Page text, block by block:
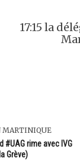
17:15 la
MARTINIQUE
#UAG rime avec IVG
Grève)